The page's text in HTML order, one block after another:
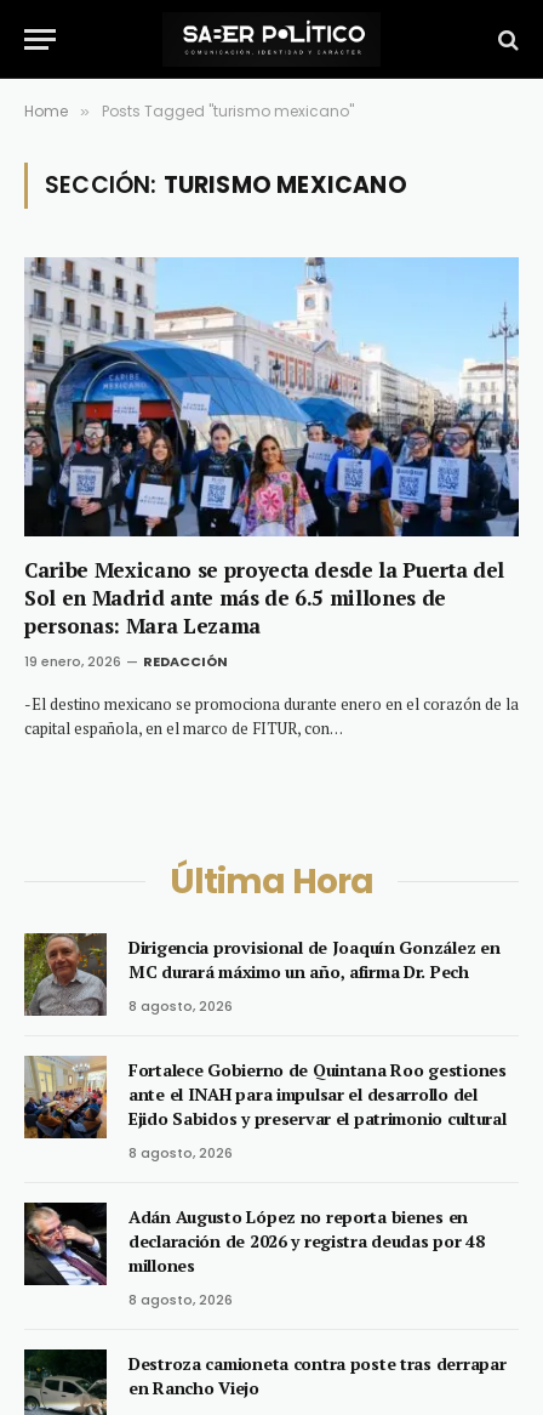
Home » Posts Tagged "turismo mexicano"
SECCIÓN: TURISMO MEXICANO
Caribe Mexicano se proyecta desde la Puerta del
Sol en Madrid ante más de 6.5 millones de
personas: Mara Lezama
19 enero, 2026 REDACCIÓN
-El destino mexicano se promociona durante enero en el corazón de la
capital española, en el marco de FITUR, con…
Última Hora
Dirigencia provisional de Joaquín González en
MC durará máximo un año, afirma Dr. Pech
8 agosto, 2026
Fortalece Gobierno de Quintana Roo gestiones
ante el INAH para impulsar el desarrollo del
Ejido Sabidos y preservar el patrimonio cultural
8 agosto, 2026
Adán Augusto López no reporta bienes en
declaración de 2026 y registra deudas por 48
millones
8 agosto, 2026
Destroza camioneta contra poste tras derrapar
en Rancho Viejo